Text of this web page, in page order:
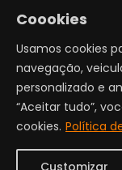
Coookies
Usamos cookies
navegação,
personalizado e
“Aceitar tudo”,
cookies. Política
Customizar